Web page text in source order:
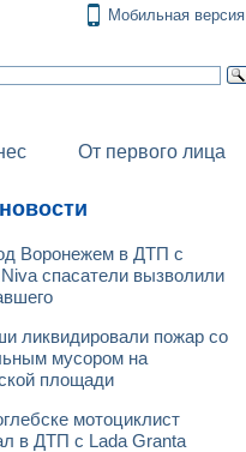
Мобильная версия
От первого лица
Воронежем в ДТП с
спасатели вызволили
ликвидировали пожар со
мусором на
площади
мотоциклист
в ДТП с Lada Granta